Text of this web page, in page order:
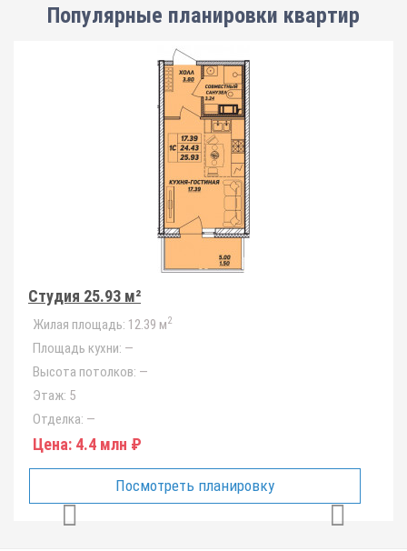
Популярные планировки квартир
Студия 25.93 м²
Жилая площадь: 12.39 м2
Площадь кухни: —
Высота потолков: —
Этаж: 5
Отделка: —
Цена: 4.4 млн ₽
Посмотреть планировку